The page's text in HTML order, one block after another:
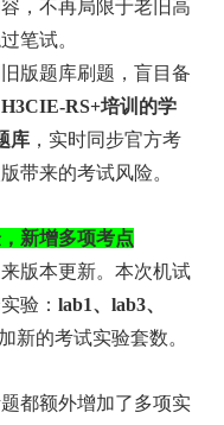
，不再局限于老旧高
笔试。
版题库刷题，盲目备
RS+培训的学
库 ，实时同步官方考
带来的考试风险。
新增多项考点
版本更新。本次机试
验： lab1、lab3、
新的考试实验套数。
都额外增加了多项实